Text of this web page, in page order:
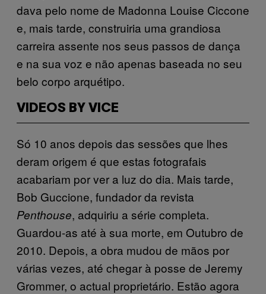
dava pelo nome de Madonna Louise Ciccone
e, mais tarde, construiria uma grandiosa
carreira assente nos seus passos de dança
e na sua voz e não apenas baseada no seu
belo corpo arquétipo.
VIDEOS BY VICE
Só 10 anos depois das sessões que lhes
deram origem é que estas fotografais
acabariam por ver a luz do dia. Mais tarde,
Bob Guccione, fundador da revista
Penthouse, adquiriu a série completa.
Guardou-as até à sua morte, em Outubro de
2010. Depois, a obra mudou de mãos por
várias vezes, até chegar à posse de Jeremy
Grommer, o actual proprietário. Estão agora